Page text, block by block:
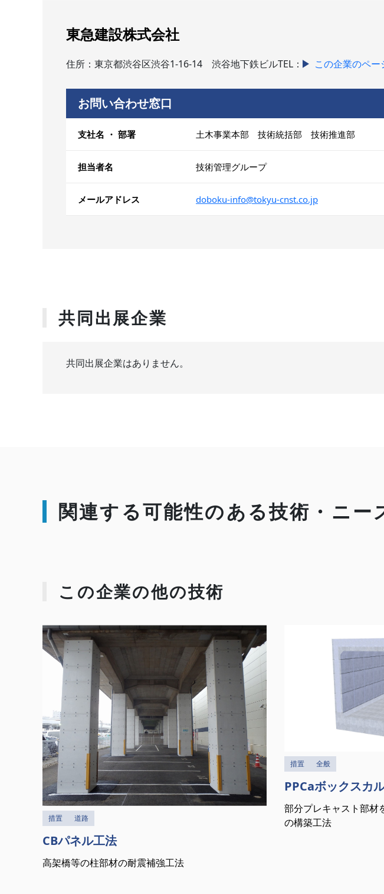
東急建設株式会社
住所：東京都渋谷区渋谷1-16-14 渋谷地下鉄ビルTEL： この企業のペー
お問い合わせ窓口
支社名 ・ 部署 土木事業本部 技術統括部 技術推進部
担当者名 技術管理グループ
メールアドレス doboku-info@tokyu-cnst.co.jp
共同出展企業
共同出展企業はありません。
関連する可能性のある技術・ニー
この企業の他の技術
措置 道路
CBパネル工法
高架橋等の柱部材の耐震補強工法
措置 全般
PPCaボックスカ
部分プレキャスト部材
の構築工法